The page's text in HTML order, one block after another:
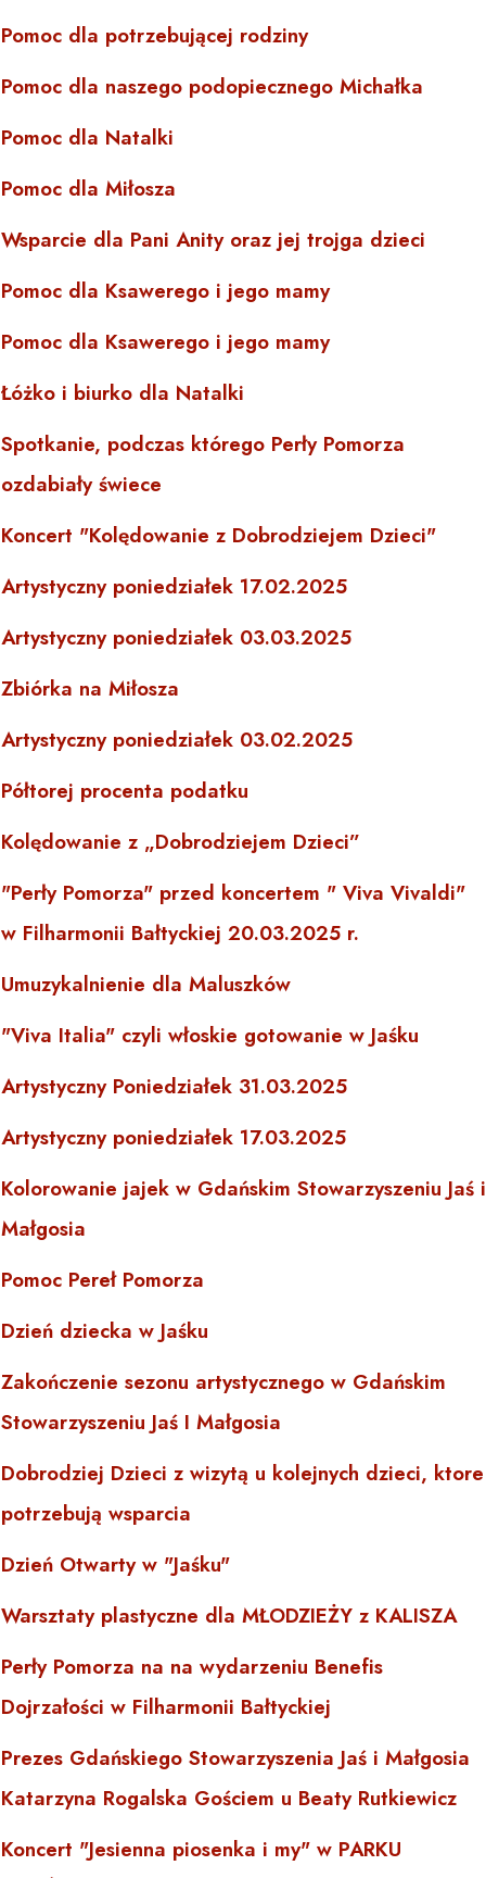
Pomoc dla potrzebującej rodziny
Pomoc dla naszego podopiecznego Michałka
Pomoc dla Natalki
Pomoc dla Miłosza
Wsparcie dla Pani Anity oraz jej trojga dzieci
Pomoc dla Ksawerego i jego mamy
Pomoc dla Ksawerego i jego mamy
Łóżko i biurko dla Natalki
Spotkanie, podczas którego Perły Pomorza
ozdabiały świece
Koncert "Kolędowanie z Dobrodziejem Dzieci"
Artystyczny poniedziałek 17.02.2025
Artystyczny poniedziałek 03.03.2025
Zbiórka na Miłosza
Artystyczny poniedziałek 03.02.2025
Półtorej procenta podatku
Kolędowanie z „Dobrodziejem Dzieci”
"Perły Pomorza" przed koncertem " Viva Vivaldi"
w Filharmonii Bałtyckiej 20.03.2025 r.
Umuzykalnienie dla Maluszków
"Viva Italia" czyli włoskie gotowanie w Jaśku
Artystyczny Poniedziałek 31.03.2025
Artystyczny poniedziałek 17.03.2025
Kolorowanie jajek w Gdańskim Stowarzyszeniu Jaś i
Małgosia
Pomoc Pereł Pomorza
Dzień dziecka w Jaśku
Zakończenie sezonu artystycznego w Gdańskim
Stowarzyszeniu Jaś I Małgosia
Dobrodziej Dzieci z wizytą u kolejnych dzieci, ktore
potrzebują wsparcia
Dzień Otwarty w "Jaśku"
Warsztaty plastyczne dla MŁODZIEŻY z KALISZA
Perły Pomorza na na wydarzeniu Benefis
Dojrzałości w Filharmonii Bałtyckiej
Prezes Gdańskiego Stowarzyszenia Jaś i Małgosia
Katarzyna Rogalska Gościem u Beaty Rutkiewicz
Koncert "Jesienna piosenka i my" w PARKU